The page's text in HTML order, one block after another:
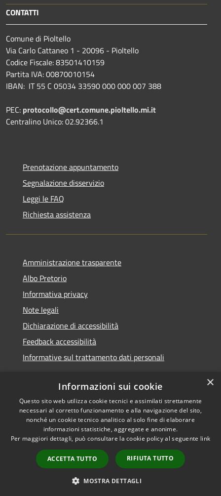
CONTATTI
Comune di Pioltello
Via Carlo Cattaneo 1 - 20096 - Pioltello
Codice Fiscale: 83501410159
Partita IVA: 00870010154
IBAN: IT 55 C 05034 33590 000 000 007 388
PEC: protocollo@cert.comune.pioltello.mi.it
Centralino Unico: 02.92366.1
Prenotazione appuntamento
Segnalazione disservizio
Leggi le FAQ
Richiesta assistenza
Amministrazione trasparente
Albo Pretorio
Informativa privacy
Note legali
Dichiarazione di accessibilità
Feedback accessibilità
Informative sul trattamento dati personali
RSS
Accessibilità
Cookie
Mappa del sito
Informativa trattamento
Copyright © 2026 • Comune di
Pioltello • Powered by
Municipium•Accesso
redazione
×
Informazioni sui cookie
Questo sito web utilizza cookie tecnici e assimilati strettamente
necessari al corretto funzionamento e alla navigazione del sito,
nonché un cookie tecnico analitico al solo fine di elaborare
informazioni statistiche, aggregate e anonime.
Per maggiori dettagli, può consultare la cookie policy al seguente link
ACCETTA TUTTO RIFIUTA TUTTO
MOSTRA DETTAGLI